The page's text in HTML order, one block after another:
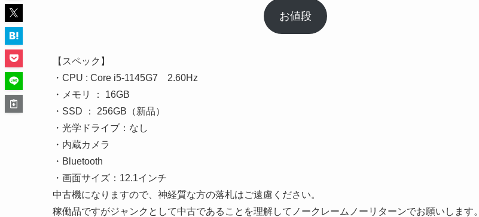
お値段
【スペック】
・CPU : Core i5-1145G7 2.60Hz
・メモリ ： 16GB
・SSD ： 256GB（新品）
・光学ドライブ：なし
・内蔵カメラ
・Bluetooth
・画面サイズ：12.1インチ
中古機になりますので、神経質な方の落札はご遠慮ください。
稼働品ですがジャンクとして中古であることを理解してノークレームノーリターンでお願いします。